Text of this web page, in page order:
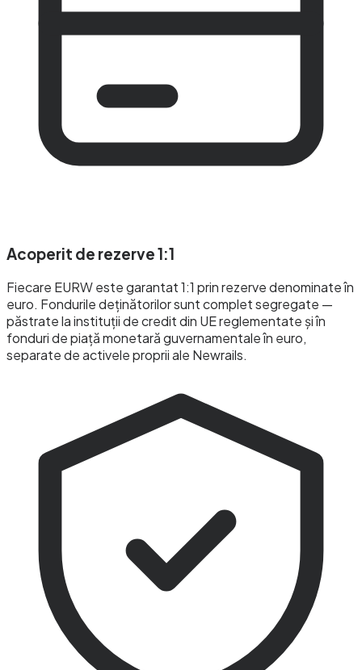
Acoperit de rezerve 1:1
Fiecare EURW este garantat 1:1 prin rezerve denominate în
euro. Fondurile deținătorilor sunt complet segregate —
păstrate la instituții de credit din UE reglementate și în
fonduri de piață monetară guvernamentale în euro,
separate de activele proprii ale Newrails.